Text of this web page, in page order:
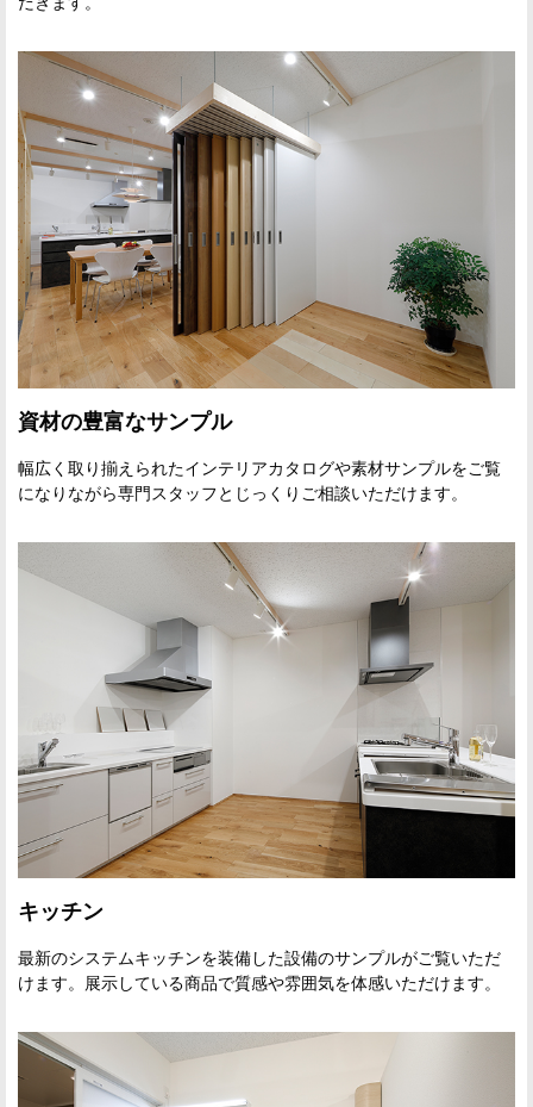
資材の豊富なサンプル
幅広く取り揃えられたインテリアカタログや素材サンプルをご覧
になりながら専門スタッフとじっくりご相談いただけます。
キッチン
最新のシステムキッチンを装備した設備のサンプルがご覧いただ
けます。展示している商品で質感や雰囲気を体感いただけます。